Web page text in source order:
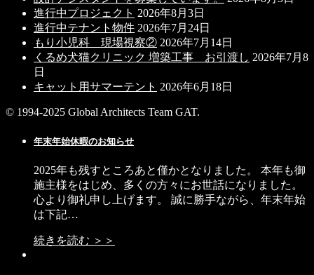
進行中プロジェクト 2026年8月3日
進行中テナント物件 2026年7月24日
もり小児科 現場視察② 2026年7月14日
くるめ犬猫クリニック 増築工事 お引渡し 2026年7月8
日
キャット用サマーテント 2026年6月18日
© 1994-2025 Global Architects Team GAT.
年末年始休暇のお知らせ
2025年も残すところあと僅かとなりました。 本年も御
施主様をはじめ、多くの方々にお世話になりました。
心より御礼申し上げます。 誠に勝手ながら、年末年始
は下記…
続きを読む ＞＞